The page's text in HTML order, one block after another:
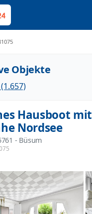
Objekte
Hausboot mit
Nordsee
- Büsum